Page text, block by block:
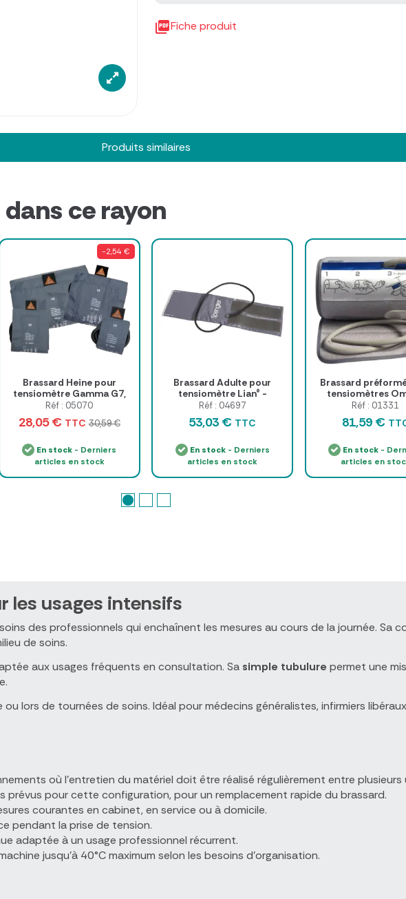
Fiche produit
Produits similaires
ce rayon
-2,54 €
Brassard Heine pour
tensiomètre Gamma G7,
G5 et GP
Réf : 05070
28,05 € TTC 30,59 €
En stock - Derniers
articles en stock
Brassard Adulte pour
tensiomètre Lian® -
Spengler
Réf : 04697
53,03 € TTC
En stock- Derniers
articles en stock
Brassard
tensiomètres
Réf : 01331
81,59 €
En stock -
articles en
les usages intensifs
des professionnels qui enchaînent les mesures au cours de la journée. Sa
de soins.
aux usages fréquents en consultation. Sa simple tubulure permet une
lors de tournées de soins. Idéal pour médecins généralistes, infirmiers
où l'entretien du matériel doit être réalisé régulièrement entre plusieurs
prévus pour cette configuration, pour un remplacement rapide du brassard.
courantes en cabinet, en service ou à domicile.
pendant la prise de tension.
adaptée à un usage professionnel récurrent.
jusqu'à 40°C maximum selon les besoins d'organisation.